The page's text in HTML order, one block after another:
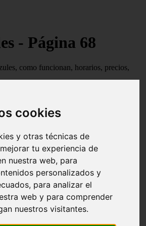
cookies
y otras técnicas de
tu experiencia de
nuestra web, para
personalizados y
para analizar el
web y para comprender
nuestros visitantes.
- Página 68
como funcionan, horarios, precios,
artículos
《 Horarios y Tarifas 2024 》